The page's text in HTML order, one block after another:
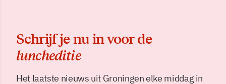
Schrijf je nu in voor de
luncheditie
Het laatste nieuws uit Groningen elke middag in